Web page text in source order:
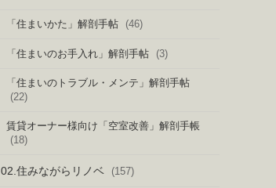
「住まいかた」解剖手帖 (46)
「住まいのお手入れ」解剖手帖 (3)
「住まいのトラブル・メンテ」解剖手帖
(22)
賃貸オーナー様向け「空室改善」解剖手帳
(18)
02.住みながらリノベ (157)